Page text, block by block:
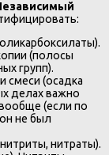
(полосы
групп).
смеси (осадка
делах важно
(если по
не был
нитраты).